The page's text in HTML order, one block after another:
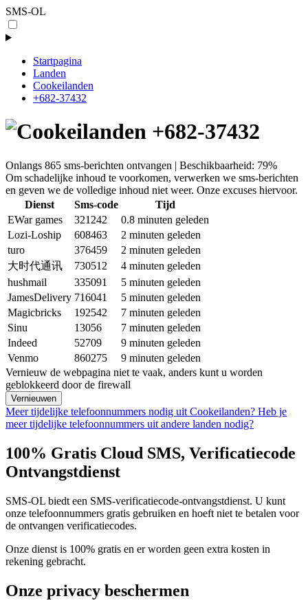
SMS-OL
Startpagina
Landen
Cookeilanden
+682-37432
+682-37432
Onlangs 865 sms-berichten ontvangen | Beschikbaarheid: 79%
Om schadelijke inhoud te voorkomen, verwerken we sms-berichten
en geven we de volledige inhoud niet weer. Onze excuses hiervoor.
Dienst
Sms-code
Tijd
EWar games
321242
0.8 minuten geleden
Lozi-Loship
608463
2 minuten geleden
turo
376459
2 minuten geleden
大时代通讯
730512
4 minuten geleden
hushmail
335091
5 minuten geleden
JamesDelivery 716041
5 minuten geleden
Magicbricks
192542
7 minuten geleden
Sinu
13056
7 minuten geleden
Indeed
52709
9 minuten geleden
Venmo
860275
9 minuten geleden
Vernieuw de webpagina niet te vaak, anders kunt u worden
geblokkeerd door de firewall
Vernieuwen
Meer tijdelijke telefoonnummers nodig uit Cookeilanden? Heb je
meer tijdelijke telefoonnummers uit andere landen nodig?
100% Gratis Cloud SMS, Verificatiecode
Ontvangstdienst
SMS-OL biedt een SMS-verificatiecode-ontvangstdienst. U kunt
onze telefoonnummers gratis gebruiken en hoeft niet te betalen voor
de ontvangen verificatiecodes.
Onze dienst is 100% gratis en er worden geen extra kosten in
rekening gebracht.
Onze privacy beschermen